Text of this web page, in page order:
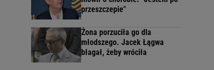
przeszczepie"
Żona porzuciła go dla
młodszego. Jacek Łągwa
błagał, żeby wróciła